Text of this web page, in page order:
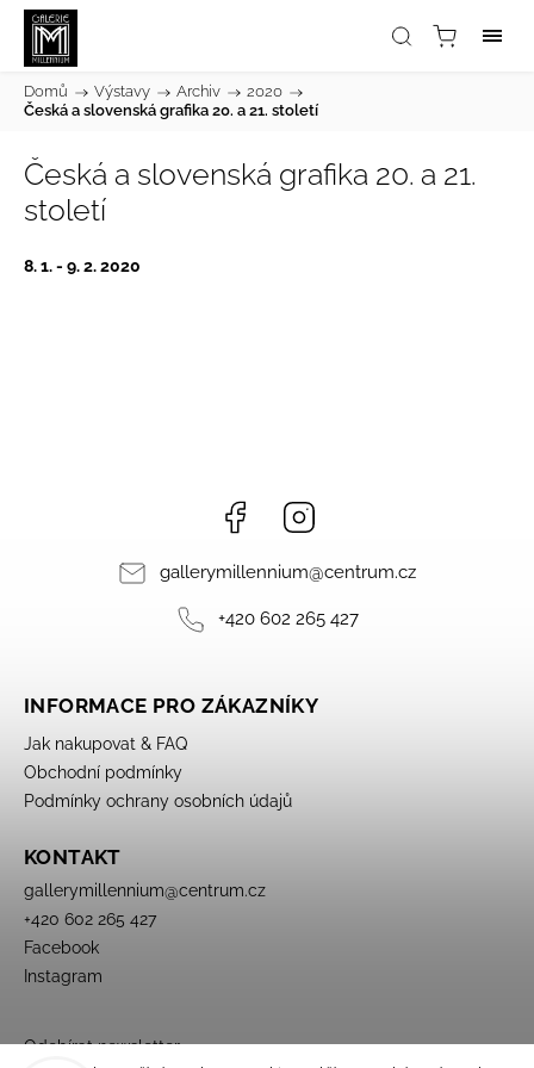
Domů / Výstavy / Archiv / 2020 /
Česká a slovenská grafika 20. a 21. století
Česká a slovenská grafika 20. a 21.
století
8. 1. - 9. 2. 2020
Facebook
gallerymillennium@centrum.cz
+420 602 265 427
INFORMACE PRO ZÁKAZNÍKY
Jak nakupovat & FAQ
Obchodní podmínky
Podmínky ochrany osobních údajů
KONTAKT
gallerymillennium@centrum.cz
+420 602 265 427
Facebook
Instagram
Odebírat newsletter